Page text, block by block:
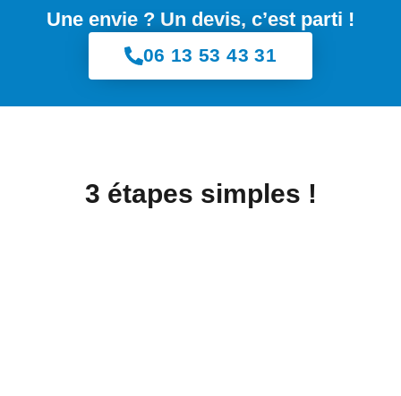
Une envie ? Un devis, c’est parti !
06 13 53 43 31
3 étapes simples !